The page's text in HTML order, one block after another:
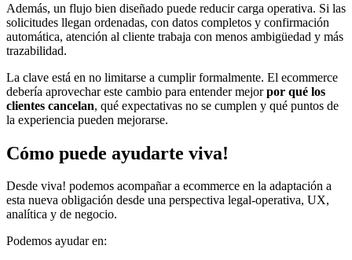
Además, un flujo bien diseñado puede reducir carga operativa. Si las
solicitudes llegan ordenadas, con datos completos y confirmación
automática, atención al cliente trabaja con menos ambigüedad y más
trazabilidad.
La clave está en no limitarse a cumplir formalmente. El ecommerce
debería aprovechar este cambio para entender mejorpor qué los
clientes cancelan, qué expectativas no se cumplen y qué puntos de
la experiencia pueden mejorarse.
Cómo puede ayudarte viva!
Desde viva! podemos acompañar a ecommerce en la adaptación a
esta nueva obligación desde una perspectiva legal-operativa, UX,
analítica y de negocio.
Podemos ayudar en: